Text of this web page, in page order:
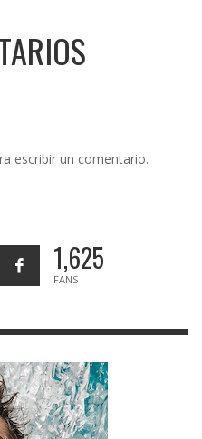
escribir un comentario.
1,625
FANS